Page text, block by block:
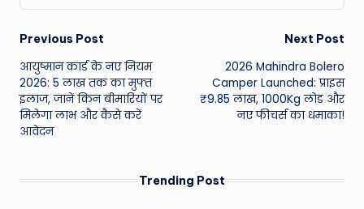
Post
navigation
Previous Post
आयुष्मान कार्ड के नए नियम
2026: 5 लाख तक का मुफ्त
इलाज, जानें किन बीमारियों पर
मिलेगा लाभ और कैसे करें
आवेदन
Next Post
2026 Mahindra Bolero
Camper Launched: प्राइस
₹9.85 लाख, 1000Kg लोड और
नए फीचर्स का धमाका!
Trending Post